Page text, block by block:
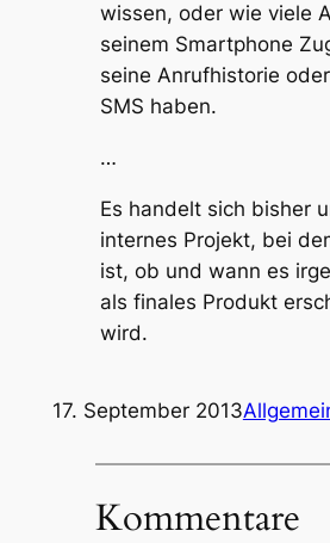
wissen, oder wie viele
seinem Smartphone
seine Anrufhistorie
SMS haben.
…
Es handelt sich bisher
internes Projekt, bei
ist, ob und wann es
als finales Produkt
wird.
17. September 2013
Kommentare